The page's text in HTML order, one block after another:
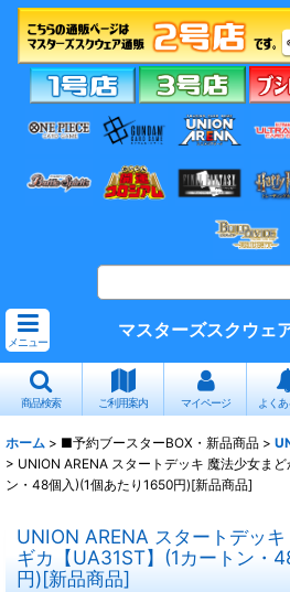
メニュー
マスターズスクウェ
商品検索 ご利用案内 マイページ よく
ホーム > ■予約ブースターBOX・新品商品 >
> UNION ARENA スタートデッキ 魔法少女ま
ン・48個入)(1個あたり1650円)[新品商品]
UNION ARENA スタートデッ
ギカ【UA31ST】(1カートン・
円)[新品商品]